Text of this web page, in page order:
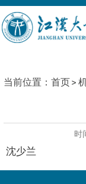
当前位置： 首页
时
沈少兰